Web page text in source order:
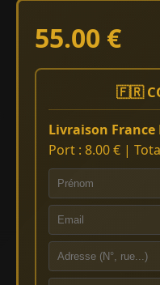
55.00 €
🇫🇷
Livraison
Port : 8.00 € |